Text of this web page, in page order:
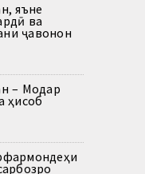
яъне
ва
ҷавонон
– Модар
ҳисоб